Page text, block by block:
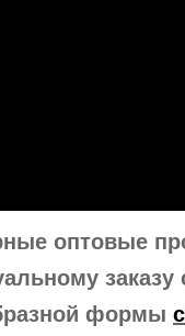
оптовые
заказу
формы